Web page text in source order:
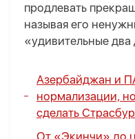
продлевать
называя его
«удивительные два
Азербайджан и
нормализации,
сделать